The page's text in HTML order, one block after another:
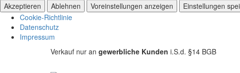
Akzeptieren
Ablehnen Voreinstellungen anzeigen Einstellungen
Cookie-Richtlinie
Datenschutz
Impressum
Verkauf nur an gewerbliche Kunden i.S.d. §14 BGB